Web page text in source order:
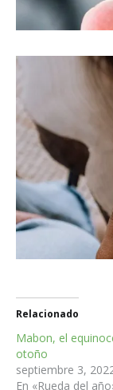
Relacionado
Mabon, el
otoño
septiembre 3,
En «Rueda del